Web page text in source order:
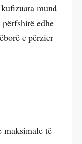
mund
edhe
e përzier
maksimale të